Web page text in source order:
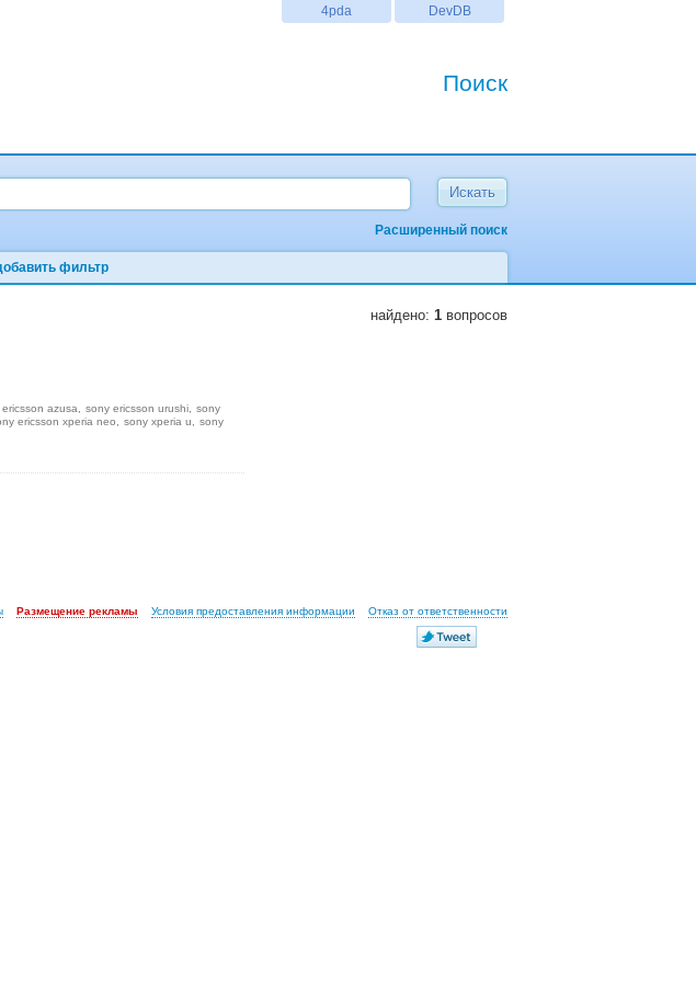
DevDB
4pda
Поиск
Расширенный поиск
фильтр
найдено: 1 вопросов
azusa sony ericsson urushi
sony
ericsson xperia neo sony xperia u
sony
Размещение рекламы Условия предоставления информации Отказ от ответственности